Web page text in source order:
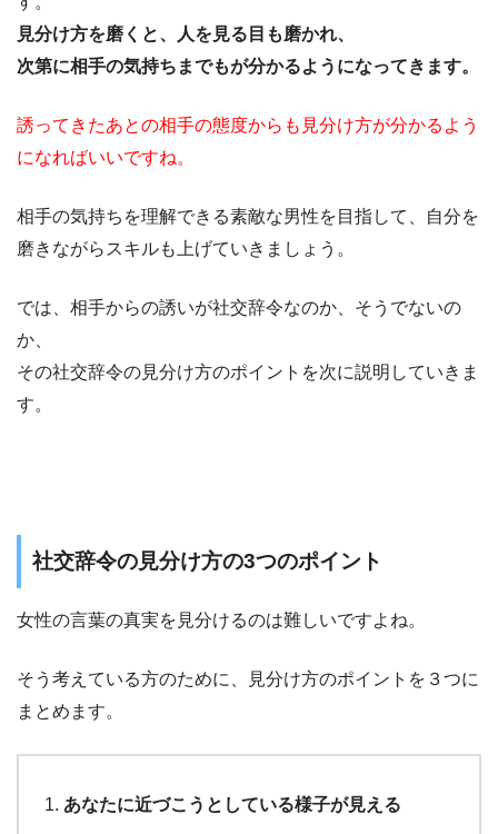
見分け方を磨くと、人を見る目も磨かれ、
次第に相手の気持ちまでもが分かるようになってきます。
誘ってきたあとの相手の態度からも見分け方が分かるよう
になればいいですね。
相手の気持ちを理解できる素敵な男性を目指して、自分を
磨きながらスキルも上げていきましょう。
では、相手からの誘いが社交辞令なのか、そうでないの
か、
その社交辞令の見分け方のポイントを次に説明していきま
す。
社交辞令の見分け方の3つのポイント
女性の言葉の真実を見分けるのは難しいですよね。
そう考えている方のために、見分け方のポイントを３つに
まとめます。
あなたに近づこうとしている様子が見える